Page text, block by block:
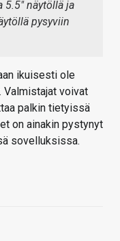
5.5" näytöllä ja
pysyviin
ikuisesti ole
voivat
palkin tietyissä
on ainakin pystynyt
sovelluksissa.